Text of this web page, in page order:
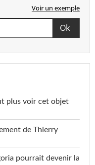
Voir un exemple
plus voir cet objet
de Thierry
pourrait devenir la